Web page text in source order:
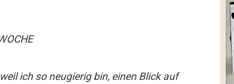
ich so neugierig bin, einen Blick auf